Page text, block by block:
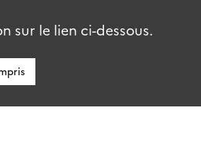
sur le lien ci-dessous.